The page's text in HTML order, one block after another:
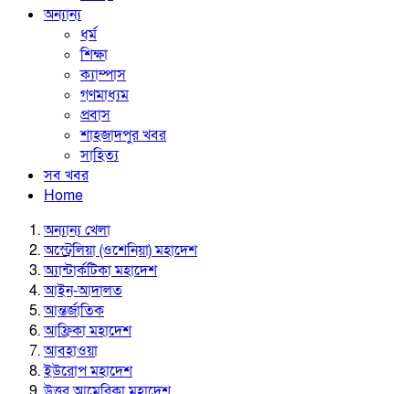
অন্যান্য
ধর্ম
শিক্ষা
ক্যাম্পাস
গণমাধ্যম
প্রবাস
শাহজাদপুর খবর
সাহিত্য
সব খবর
Home
অন্যান্য খেলা
অস্ট্রেলিয়া (ওশেনিয়া) মহাদেশ
অ্যান্টার্কটিকা মহাদেশ
আইন-আদালত
আন্তর্জাতিক
আফ্রিকা মহাদেশ
আবহাওয়া
ইউরোপ মহাদেশ